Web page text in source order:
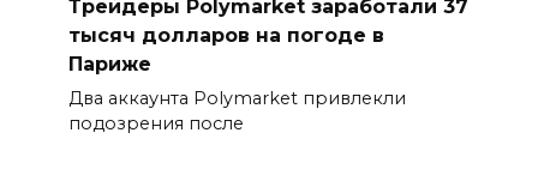
Трейдеры Polymarket заработали 37
тысяч долларов на погоде в
Париже
Два аккаунта Polymarket привлекли
подозрения после